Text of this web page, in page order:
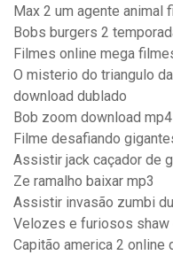
Max 2 um agente animal
Bobs burgers 2
Filmes online mega
O misterio do triangulo
download dublado
Bob zoom download mp4
Filme desafiando
Assistir jack caçador de
Ze ramalho baixar mp3
Assistir invasão zumbi
Velozes e furiosos shaw
Capitão america 2 online